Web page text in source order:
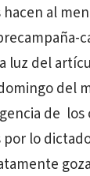
al
luz del
del
de los
por lo